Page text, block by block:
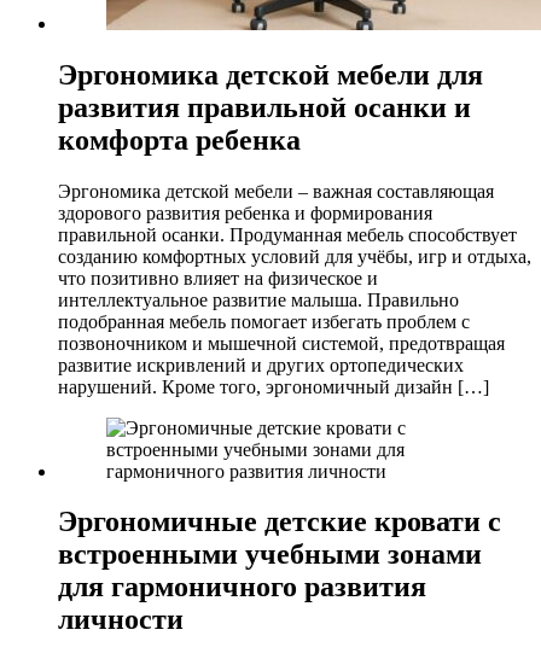
Эргономика детской мебели для
развития правильной осанки и
комфорта ребенка
Эргономика детской мебели – важная составляющая
здорового развития ребенка и формирования
правильной осанки. Продуманная мебель способствует
созданию комфортных условий для учёбы, игр и отдыха,
что позитивно влияет на физическое и
интеллектуальное развитие малыша. Правильно
подобранная мебель помогает избегать проблем с
позвоночником и мышечной системой, предотвращая
развитие искривлений и других ортопедических
нарушений. Кроме того, эргономичный дизайн […]
Эргономичные детские кровати с
встроенными учебными зонами
для гармоничного развития
личности